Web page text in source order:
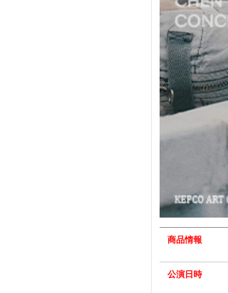
商品情報
公演日時